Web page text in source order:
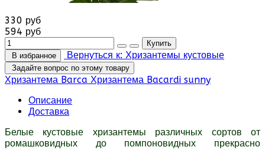
330 руб
594 руб
В избранное Вернуться к: Хризантемы кустовые
Задайте вопрос по этому товару
Хризантема Barca Хризантема Bacardi sunny
Описание
Доставка
Белые кустовые хризантемы различных сортов от
ромашковидных до помпоновидных прекрасно